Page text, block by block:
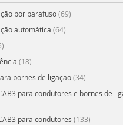
por parafuso(69)
automática (64)
(18)
bornes de ligação(34)
para condutores e bornes de
para condutores (133)